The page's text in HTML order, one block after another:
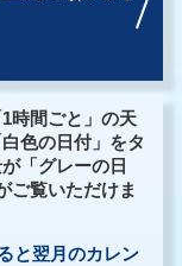
時間ごと」の天
色の日付」をタ
「グレーの日
ご覧いただけま
と翌月のカレン